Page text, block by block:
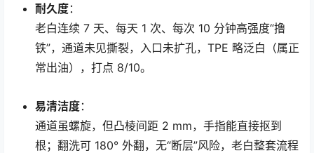
耐久度：
老白连续 7 天、每天 1 次、每次 10 分钟高强度“撸
铁”，通道未见撕裂，入口未扩孔，TPE 略泛白（属正
常出油），打点 8/10。
易清洁度：
通道虽螺旋，但凸棱间距 2 mm，手指能直接抠到
根；翻洗可 180° 外翻，无“断层”风险，老白整套流程